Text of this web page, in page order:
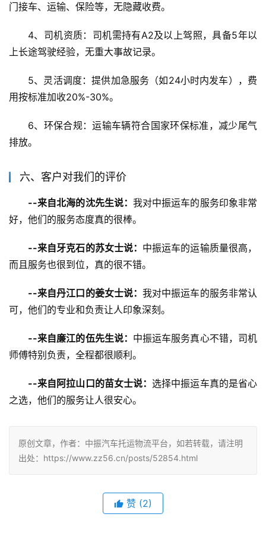
门接车、运输、保险等，无隐藏收费。
4、司机资质：司机需持有A2及以上驾照，具备5年以
上长途驾驶经验，无重大事故记录。
5、灵活调度：提供加急服务（如24小时内发车），费
用按标准加收20%-30%。
6、环保合规：运输车辆符合国家环保标准，减少尾气
排放。
六、客户对我们的评价
--来自北海的沈先生说： 我对中振运车的服务印象非常
好，他们的服务态度真的很棒。
--来自牙克石的苏女士说： 中振运车的运输质量很高，
而且服务也很到位，真的很不错。
--来自丹江口的姜女士说：我对中振运车的服务非常认
可，他们的专业和负责让人印象深刻。
--来自廉江的伍先生说： 中振运车服务真心不错，司机
师傅特别负责，全程都很顺利。
--来自阿拉山口的苗女士说：选择中振运车真的是省心
之选，他们的服务让人很安心。
原创文章，作者：中振汽车托运物流平台，如若转载，请注明
出处：https://www.zz56.cn/posts/52854.html
赞 (2)